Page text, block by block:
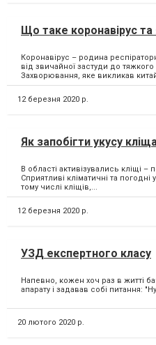
Що таке коронавірус та
Коронавірус – родина
від звичайної застуди до
Захворювання, яке викликав
12 березня 2020 р.
Як запобігти укусу
В області активізувались кліщі
Сприятливі кліматичні та
тому числі кліщів,...
12 березня 2020 р.
УЗД експертного класу
Напевно, кожен хоч раз в житті
апарату і задавав собі питання:
20 лютого 2020 р.